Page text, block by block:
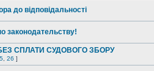
до відповідальності
законодательству!
СПЛАТИ СУДОВОГО ЗБОРУ
26 ]